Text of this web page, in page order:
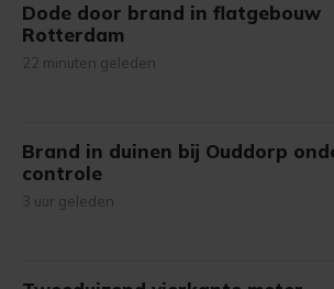
Dode door brand in flatgebouw
Rotterdam
22 minuten geleden
Brand in duinen bij Ouddorp
controle
3 uur geleden